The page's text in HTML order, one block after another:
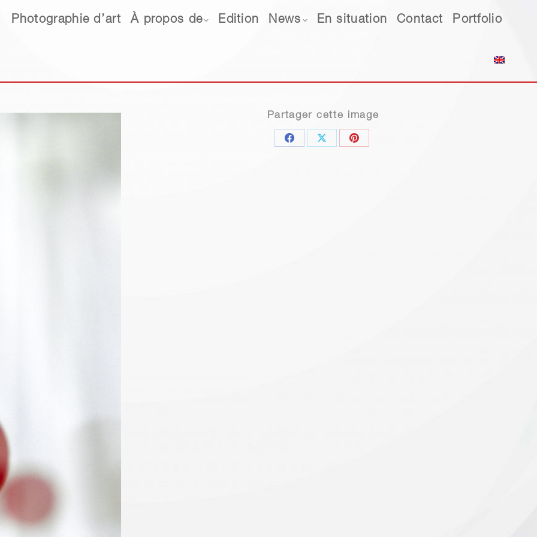
Photographie d’art À propos de Edition News En situation Contact Portfolio
Partager cette image
Share Share Share
d’art À propos de Edition News En situation Contact Portfolio